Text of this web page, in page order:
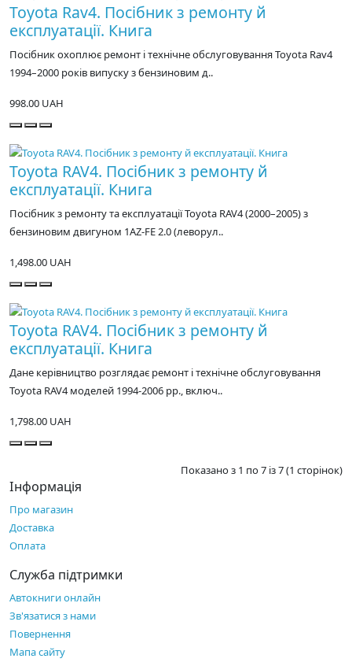
Toyota Rav4. Посібник з ремонту й
експлуатації. Книга
Посібник охоплює ремонт і технічне обслуговування Toyota Rav4
1994–2000 років випуску з бензиновим д..
998.00 UAH
Toyota RAV4. Посібник з ремонту й
експлуатації. Книга
Посібник з ремонту та експлуатації Toyota RAV4 (2000–2005) з
бензиновим двигуном 1AZ-FE 2.0 (леворул..
1,498.00 UAH
Toyota RAV4. Посібник з ремонту й
експлуатації. Книга
Дане керівництво розглядає ремонт і технічне обслуговування
Toyota RAV4 моделей 1994-2006 рр., включ..
1,798.00 UAH
Показано з 1 по 7 із 7 (1 сторінок)
Інформація
Про магазин
Доставка
Оплата
Служба підтримки
Автокниги онлайн
Зв'язатися з нами
Повернення
Мапа сайту